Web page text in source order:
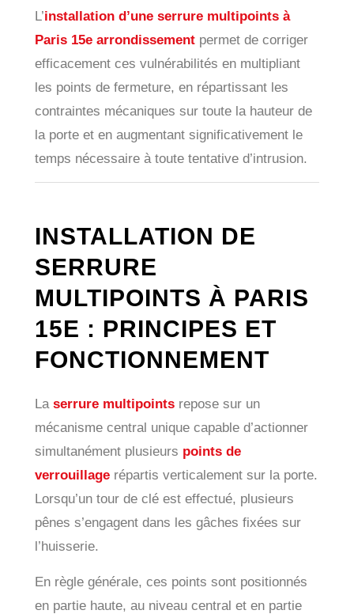
L’installation d’une serrure multipoints à
Paris 15e arrondissementpermet de corriger
efficacement ces vulnérabilités en multipliant
les points de fermeture, en répartissant les
contraintes mécaniques sur toute la hauteur de
la porte et en augmentant significativement le
temps nécessaire à toute tentative d’intrusion.
INSTALLATION DE
SERRURE
MULTIPOINTS À PARIS
15E : PRINCIPES ET
FONCTIONNEMENT
La serrure multipointsrepose sur un
mécanisme central unique capable d’actionner
simultanément plusieurs points de
verrouillagerépartis verticalement sur la porte.
Lorsqu’un tour de clé est effectué, plusieurs
pênes s’engagent dans les gâches fixées sur
l’huisserie.
En règle générale, ces points sont positionnés
en partie haute, au niveau central et en partie